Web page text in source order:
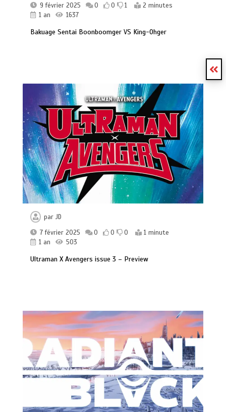
9 février 2025
0 0 1
2 minutes
1 an
1637
Bakuage Sentai Boonboomger VS King-Ohger
parJD
7 février 2025
0 0 0
1 minute
1 an
503
Ultraman X Avengers issue 3 – Preview